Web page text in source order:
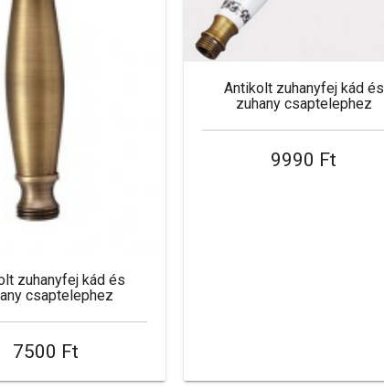
zuhanyfej kád és
csaptelephez
7500 Ft
Antikolt zuhanyfej kád és
zuhany csaptelephez
9990 Ft